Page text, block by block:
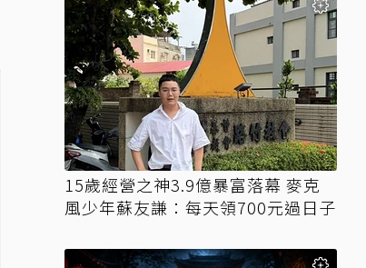
15歲經營之神3.9億暴富落幕 麥克
風少年蘇友謙：每天領700元過日子